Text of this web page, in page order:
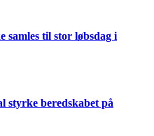
samles til stor løbsdag i
beredskabet på